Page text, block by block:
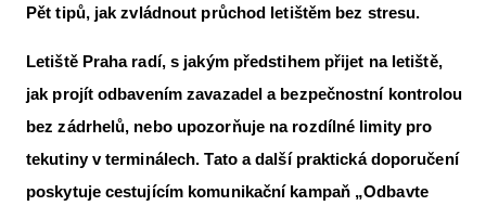
Pět tipů, jak zvládnout průchod letištěm bez stresu.
Letiště Praha radí, s jakým předstihem přijet na letiště,
jak projít odbavením zavazadel a bezpečnostní kontrolou
bez zádrhelů, nebo upozorňuje na rozdílné limity pro
tekutiny v terminálech. Tato a další praktická doporučení
poskytuje cestujícím komunikační kampaň „Odbavte
Pro piloty
Série & speciály
Letecká videa
Aktuální FR + archiv
Letecká muzea